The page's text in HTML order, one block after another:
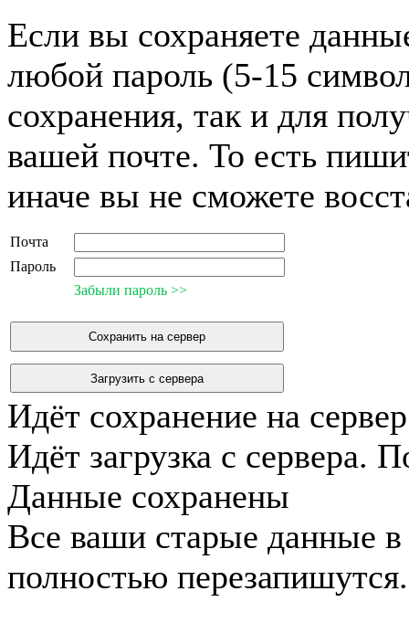
Если вы сохраняете
любой пароль (5-15
сохранения, так и для
вашей почте. То есть
иначе вы не сможете
Почта
Пароль
Забыли пароль >>
Сохранить на сервер
Загрузить с сервера
Идёт сохранение на
Идёт загрузка с сервера.
Данные сохранены
Все ваши старые данные в
полностью